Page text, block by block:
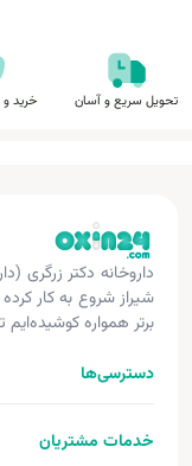
تحویل سریع و آسان خرید
شیراز شروع به کار
برتر همواره کوشیده‌ایم
دسترسی‌ها
خدمات مشتریان